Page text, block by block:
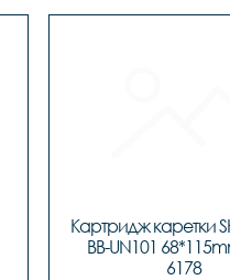
Картридж каретки
BB-UN101
6178